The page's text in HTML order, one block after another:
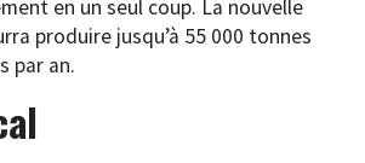
en un seul coup. La nouvelle
produire jusqu’à 55 000 tonnes
par an.